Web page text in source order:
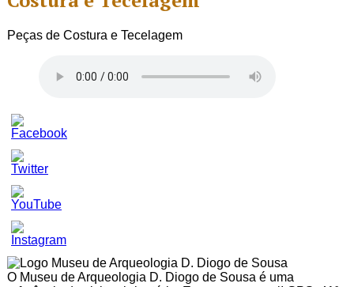
Peças de Costura e Tecelagem
Set
Youtube
Channel
ID
O Museu de Arqueologia D. Diogo de Sousa é uma